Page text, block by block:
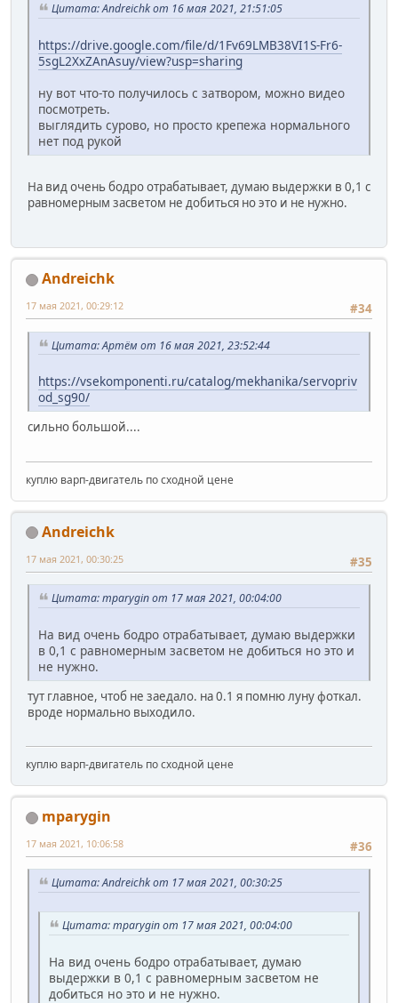
Цитата: Andreichk от 16 мая 2021, 21:51:05
https://drive.google.com/file/d/1Fv69LMB38VI1S-Fr6-
5sgL2XxZAnAsuy/view?usp=sharing
ну вот что-то получилось с затвором, можно видео
посмотреть.
выглядить сурово, но просто крепежа нормального
нет под рукой
На вид очень бодро отрабатывает, думаю выдержки в 0,1 с
равномерным засветом не добиться но это и не нужно.
Andreichk
#34
17 мая 2021, 00:29:12
Цитата: Артём от 16 мая 2021, 23:52:44
https://vsekomponenti.ru/catalog/mekhanika/servopriv
od_sg90/
cильно большой....
куплю варп-двигатель по сходной цене
Andreichk
#35
17 мая 2021, 00:30:25
Цитата: mparygin от 17 мая 2021, 00:04:00
На вид очень бодро отрабатывает, думаю выдержки
в 0,1 с равномерным засветом не добиться но это и
не нужно.
тут главное, чтоб не заедало. на 0.1 я помню луну фоткал.
вроде нормально выходило.
куплю варп-двигатель по сходной цене
mparygin
#36
17 мая 2021, 10:06:58
Цитата: Andreichk от 17 мая 2021, 00:30:25
Цитата: mparygin от 17 мая 2021, 00:04:00
На вид очень бодро отрабатывает, думаю
выдержки в 0,1 с равномерным засветом не
добиться но это и не нужно.